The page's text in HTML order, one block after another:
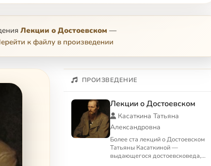
Лекции о Достоевском —
к файлу в произведении
ПРОИЗВЕДЕНИЕ
Лекции о Достоевском
Касаткина Татьяна
Александровна
Более ста лекций о Достоевском
Татьяны Касаткиной —
выдающегося достоевсковеда,